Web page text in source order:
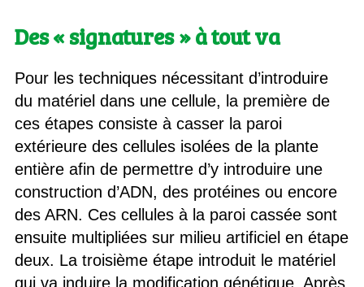
Des « signatures » à tout va
Pour les techniques nécessitant d’introduire
du matériel dans une cellule, la première de
ces étapes consiste à casser la paroi
extérieure des cellules isolées de la plante
entière afin de permettre d’y introduire une
construction d’ADN, des protéines ou encore
des ARN. Ces cellules à la paroi cassée sont
ensuite multipliées sur milieu artificiel en étape
deux. La troisième étape introduit le matériel
qui va induire la modification génétique. Après